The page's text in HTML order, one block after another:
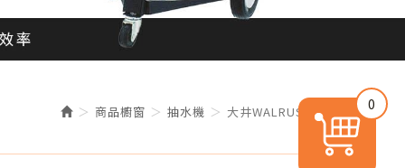
商品櫥窗 抽水機 大井WALRUS 0